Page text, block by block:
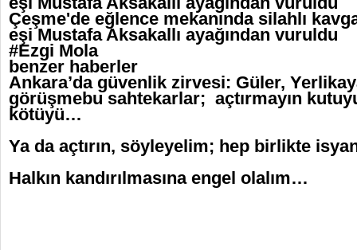
Çeşme'de eğlence mekanında silahlı
eşi Mustafa Aksakallı ayağından vuruldu
#Ezgi Mola
benzer haberler
Ankara’da güvenlik zirvesi: Güler,
görüşmebu sahtekarlar; açtırmayın
kötüyü…
Ya da açtırın, söyleyelim; hep birlikte
Halkın kandırılmasına engel olalım…